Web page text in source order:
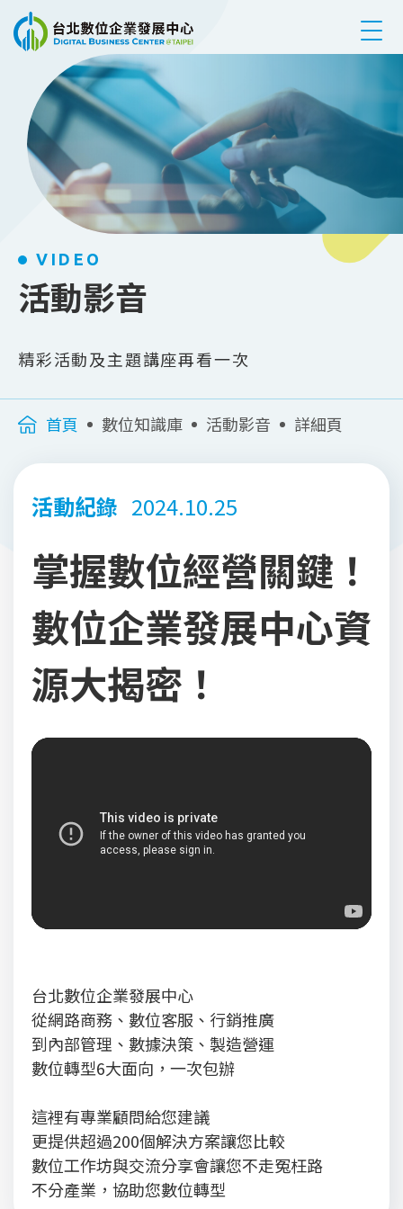
跳到主要內容
VIDEO
活動影音
精彩活動及主題講座再看一次
首頁 數位知識庫 活動影音 詳細頁
活動紀錄 2024.10.25
掌握數位經營關鍵！
數位企業發展中心資
源大揭密！
台北數位企業發展中心
從網路商務、數位客服、行銷推廣
到內部管理、數據決策、製造營運
數位轉型6大面向，一次包辦
這裡有專業顧問給您建議
更提供超過200個解決方案讓您比較
數位工作坊與交流分享會讓您不走冤枉路
不分產業，協助您數位轉型